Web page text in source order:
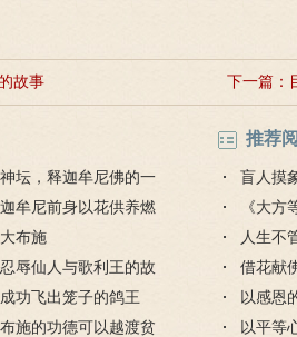
故事 下一篇：
坛，释迦牟尼佛的一
牟尼前身以花供养燃
布施
辱仙人与歌利王的故
功飞出笼子的鸽王
施的功德可以越渡贫
推荐
盲人摸
《大
人生不
对待
借花献
灯佛
以感恩
以平等